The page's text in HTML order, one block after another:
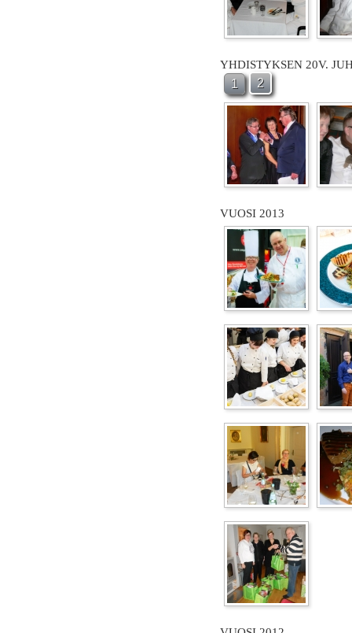
YHDISTYKSEN 20V.
1 2
VUOSI 2013